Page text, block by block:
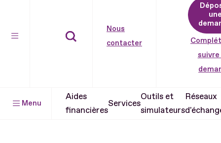
Nous
contacter
suivre
Menu
Aides
financières
Services
Outils et
simulateurs
Réseaux